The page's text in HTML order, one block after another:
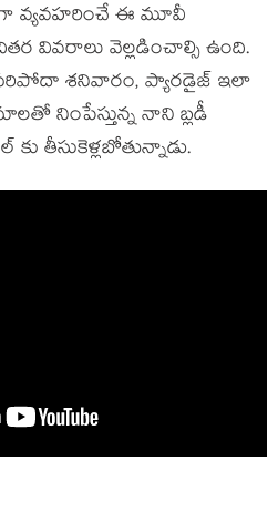
వ్యవహరించే ఈ మూవీ
వివరాలు వెల్లడించాల్సి ఉంది.
శనివారం, ప్యారడైజ్ ఇలా
నింపేస్తున్న నాని బ్లడీ
తీసుకెళ్లబోతున్నాడు.